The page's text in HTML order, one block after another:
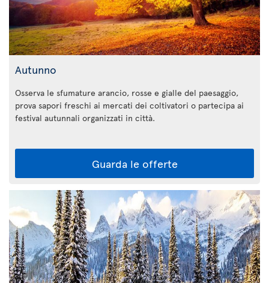
Autunno
Osserva le sfumature arancio, rosse e gialle del paesaggio,
prova sapori freschi ai mercati dei coltivatori o partecipa ai
festival autunnali organizzati in città.
Guarda le offerte